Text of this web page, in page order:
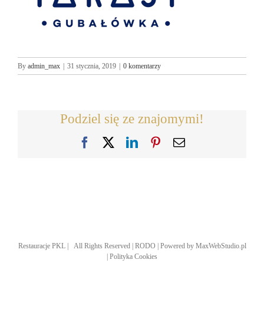
By admin_max | 31 stycznia, 2019 | 0 komentarzy
Podziel się ze znajomymi!
FacebookLinkedInPinterest
Email
Restauracje PKL | All Rights Reserved | RODO | Powered by MaxWebStudio.pl
Polityka Cookies